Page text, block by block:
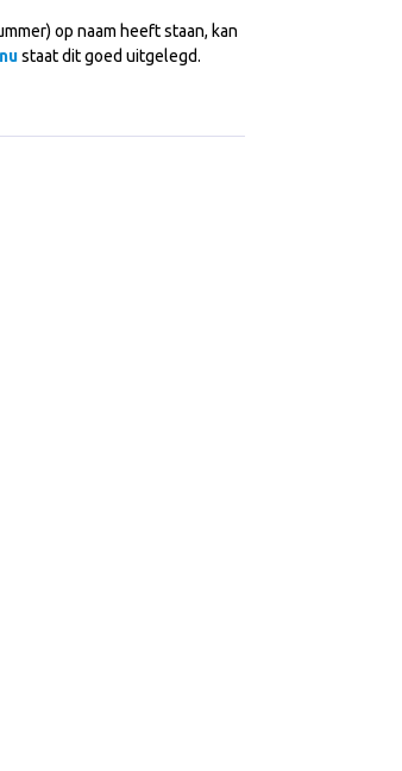
op naam heeft staan, kan
staat dit goed uitgelegd.